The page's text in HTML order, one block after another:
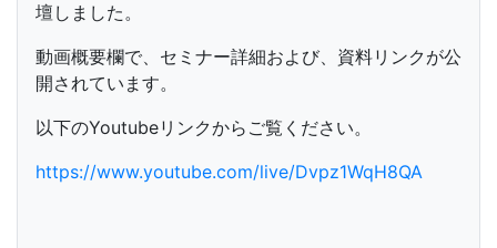
壇しました。
動画概要欄で、セミナー詳細および、資料リンクが公
開されています。
以下のYoutubeリンクからご覧ください。
https://www.youtube.com/live/Dvpz1WqH8QA